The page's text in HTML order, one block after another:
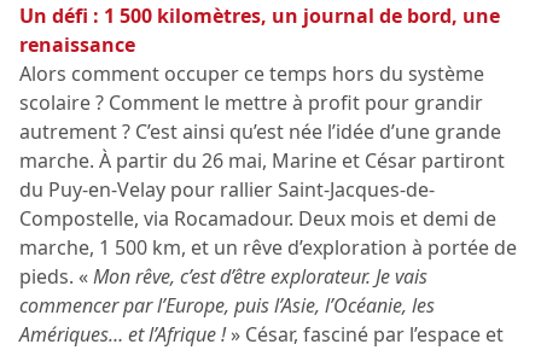
Un défi : 1 500 kilomètres, un journal de bord, une
renaissance
Alors comment occuper ce temps hors du système
scolaire ? Comment le mettre à profit pour grandir
autrement ? C’est ainsi qu’est née l’idée d’une grande
marche. À partir du 26 mai, Marine et César partiront
du Puy-en-Velay pour rallier Saint-Jacques-de-
Compostelle, via Rocamadour. Deux mois et demi de
marche, 1 500 km, et un rêve d’exploration à portée de
pieds. «Mon rêve, c’est d’être explorateur. Je vais
commencer par l’Europe, puis l’Asie, l’Océanie, les
Amériques… et l’Afrique !» César, fasciné par l’espace et